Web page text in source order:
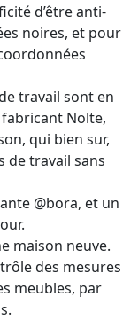
d’être anti-
noires, et pour
travail sont en
Nolte,
qui bien sur,
de travail sans
@bora, et un
maison neuve.
des mesures
meubles, par